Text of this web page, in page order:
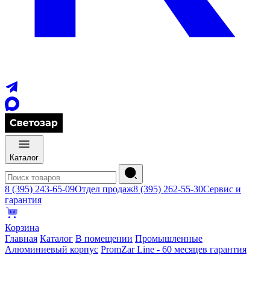
Каталог
8 (395) 243-65-09Отдел продаж8 (395) 262-55-30Сервис и
гарантия
Корзина
Главная Каталог В помещении Промышленные
Алюминиевый корпус PromZar Line - 60 месяцев гарантия